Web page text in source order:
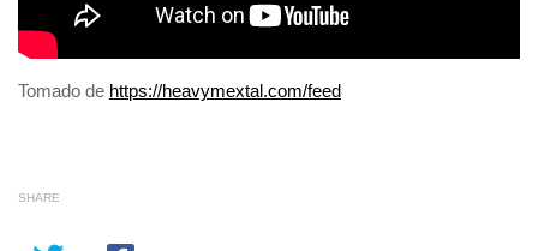
Tomado de https://heavymextal.com/feed
SHARE